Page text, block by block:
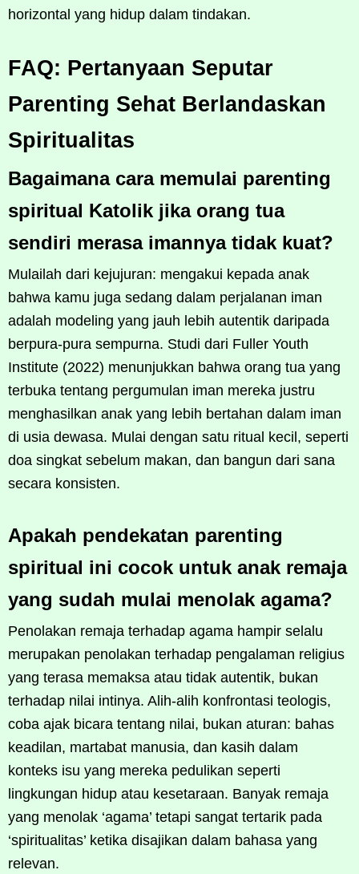
horizontal yang hidup dalam tindakan.
FAQ: Pertanyaan Seputar
Parenting Sehat Berlandaskan
Spiritualitas
Bagaimana cara memulai parenting
spiritual Katolik jika orang tua
sendiri merasa imannya tidak kuat?
Mulailah dari kejujuran: mengakui kepada anak
bahwa kamu juga sedang dalam perjalanan iman
adalah modeling yang jauh lebih autentik daripada
berpura-pura sempurna. Studi dari Fuller Youth
Institute (2022) menunjukkan bahwa orang tua yang
terbuka tentang pergumulan iman mereka justru
menghasilkan anak yang lebih bertahan dalam iman
di usia dewasa. Mulai dengan satu ritual kecil, seperti
doa singkat sebelum makan, dan bangun dari sana
secara konsisten.
Apakah pendekatan parenting
spiritual ini cocok untuk anak remaja
yang sudah mulai menolak agama?
Penolakan remaja terhadap agama hampir selalu
merupakan penolakan terhadap pengalaman religius
yang terasa memaksa atau tidak autentik, bukan
terhadap nilai intinya. Alih-alih konfrontasi teologis,
coba ajak bicara tentang nilai, bukan aturan: bahas
keadilan, martabat manusia, dan kasih dalam
konteks isu yang mereka pedulikan seperti
lingkungan hidup atau kesetaraan. Banyak remaja
yang menolak ‘agama’ tetapi sangat tertarik pada
‘spiritualitas’ ketika disajikan dalam bahasa yang
relevan.